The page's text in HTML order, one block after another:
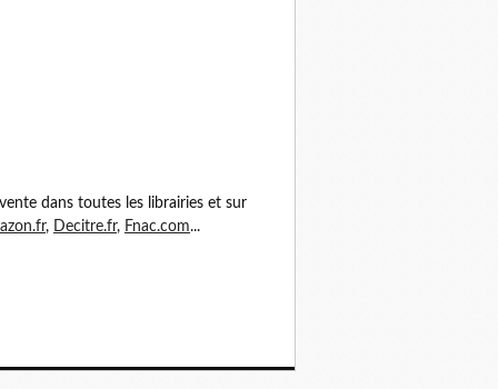
dans toutes les librairies et sur
, Decitre.fr, Fnac.com...